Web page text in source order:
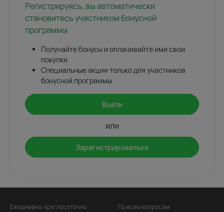
Регистрируясь, вы автоматически
становитесь участником бонусной
программы
Получайте бонусы и оплачивайте ими свои
покупки
Специальные акции только для участников
бонусной программы
Войти
или
Зарегистрироваться
Ежедневно, круглосуточно По всем вопросам